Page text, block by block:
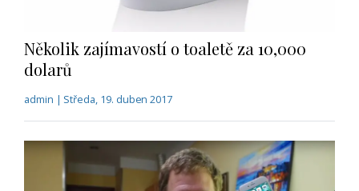
Několik zajímavostí o toaletě za 10,000
dolarů
admin | Středa, 19. duben 2017